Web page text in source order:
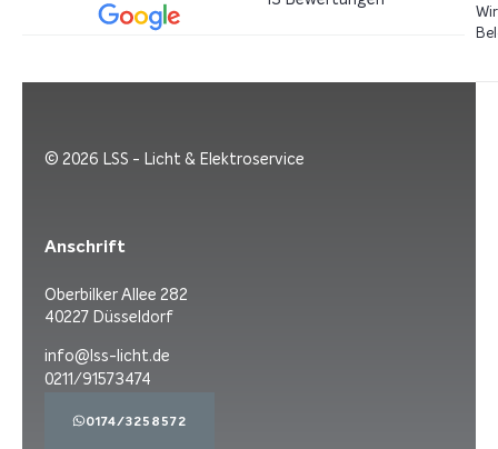
Anschrift
Oberbilker Allee 282
40227 Düsseldorf
info@lss-licht.de
0211/91573474
0174/3258572
© 2026 LSS - Licht & Elektroservice